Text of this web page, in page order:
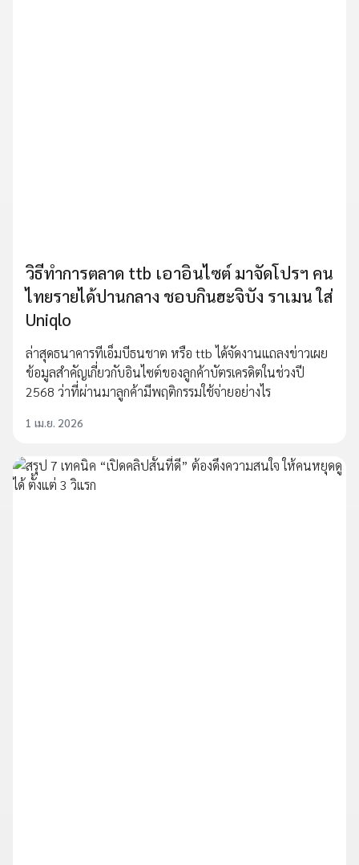
วิธีทำการตลาด ttb เอาอินไซต์ มาจัดโปรฯ คน
ไทยรายได้ปานกลาง ชอบกินฮะจิบัง ราเมน ใส่
Uniqlo
ล่าสุดธนาคารทีเอ็มบีธนชาต หรือ ttb ได้จัดงานแถลงข่าวเผย
ข้อมูลสำคัญเกี่ยวกับอินไซต์ของลูกค้าบัตรเครดิตในช่วงปี
2568 ว่าที่ผ่านมาลูกค้ามีพฤติกรรมใช้จ่ายอย่างไร
1 เม.ย. 2026